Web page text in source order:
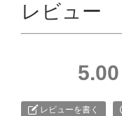
レビュー
5.00
レビューを書く